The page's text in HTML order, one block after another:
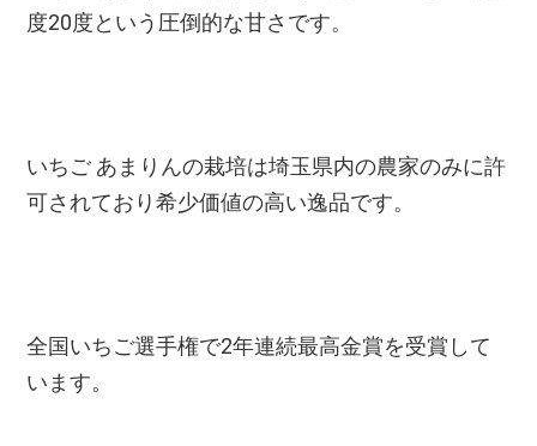
度20度という圧倒的な甘さです。
いちご あまりんの栽培は埼玉県内の農家のみに許
可されており希少価値の高い逸品です。
全国いちご選手権で2年連続最高金賞を受賞して
います。